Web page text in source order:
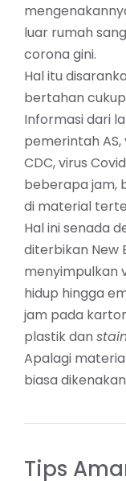
luar rumah
corona gini.
Hal itu
bertahan
Informasi dari
pemerintah AS,
CDC, virus
beberapa jam,
di material
Hal ini senada
diterbikan New
menyimpulkan
hidup hingga
jam pada
plastik dan
Apalagi
biasa
Tips